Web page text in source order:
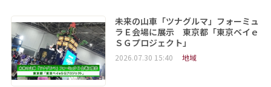
未来の山車「ツナグルマ」フォーミュ
ラＥ会場に展示 東京都「東京ベイｅ
ＳＧプロジェクト」
2026.07.30 15:40 地域